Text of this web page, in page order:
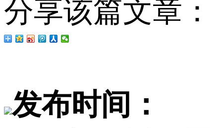
分享该篇文章：
发布时间：